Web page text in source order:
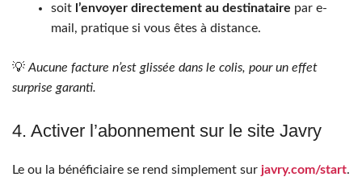
soit l’envoyer directement au destinataire par e-
mail, pratique si vous êtes à distance.
💡Aucune facture n’est glissée dans le colis, pour un effet
surprise garanti.
4. Activer l’abonnement sur le site Javry
Le ou la bénéficiaire se rend simplement sur javry.com/start.